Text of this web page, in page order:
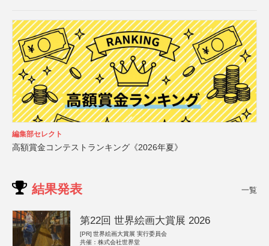
編集部セレクト
高額賞金コンテストランキング《2026年夏》
結果発表 一覧
第22回 世界絵画大賞展 2026
[PR] 世界絵画大賞展 実行委員会
共催：株式会社世界堂